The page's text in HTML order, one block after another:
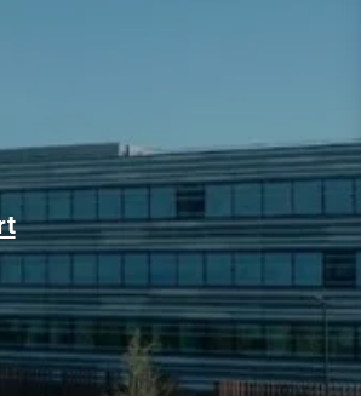
le trafic aérien a retrouvé son niveau d’avant la
les conditions d’obtention...